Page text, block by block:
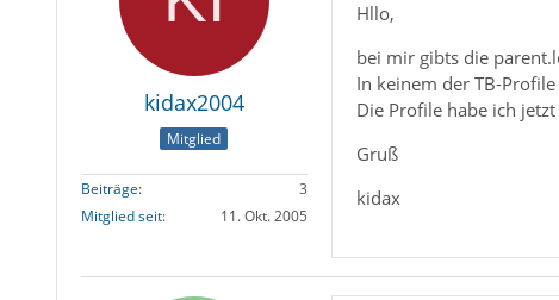
kidax2004
Mitglied
Beiträge
3
Mitglied seit
11. Okt. 2005
Hllo,
bei mir gibts die
In keinem der TB-
Die Profile habe ich
Gruß
kidax